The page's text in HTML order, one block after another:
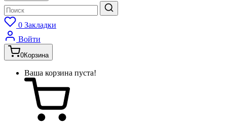
0 Закладки
Войти
0Корзина
Ваша корзина пуста!